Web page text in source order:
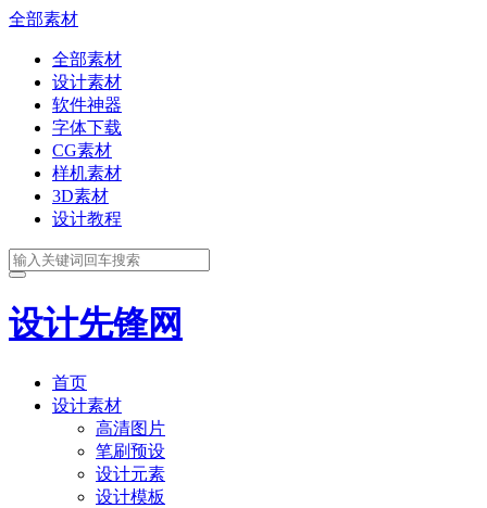
全部素材
全部素材
设计素材
软件神器
字体下载
CG素材
样机素材
3D素材
设计教程
设计先锋网
首页
设计素材
高清图片
笔刷预设
设计元素
设计模板